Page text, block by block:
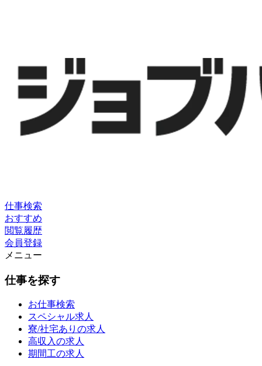
仕事検索
おすすめ
閲覧履歴
会員登録
メニュー
仕事を探す
お仕事検索
スペシャル求人
寮/社宅ありの求人
高収入の求人
期間工の求人